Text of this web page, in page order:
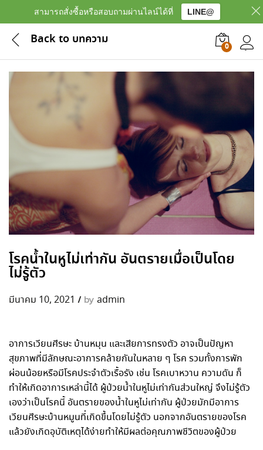
Back to บทความ 0
เข้าสู่
โรคน้ำในหูไม่เท่ากัน อันตรายเมื่อเป็นโดย
ไม่รู้ตัว
มีนาคม 10, 2021 / by admin
อาการเวียนศีรษะ บ้านหมุน และเสียการทรงตัว อาจเป็นปัญหา
สุขภาพที่มีลักษณะอาการคล้ายกันในหลาย ๆ โรค รวมทั้งการพัก
ผ่อนน้อยหรือมีโรคประจำตัวเรื้อรัง เช่น โรคเบาหวาน ความดัน ก็
ทำให้เกิดอาการเหล่านี้ได้ ผู้ป่วยน้ำในหูไม่เท่ากันส่วนใหญ่ จึงไม่รู้ตัว
เองว่าเป็นโรคนี้ อันตรายของน้ำในหูไม่เท่ากัน ผู้ป่วยมักมีอาการ
เวียนศีรษะบ้านหมูนที่เกิดขึ้นโดยไม่รู้ตัว นอกจากอันตรายของโรค
แล้วยังเกิดอุบัติเหตุได้ง่ายทำให้มีผลต่อคุณภาพชีวิตของผู้ป่วย
สามารถสั่งซื้อหรือสอบถามผ่านไลน์ได้ที่ LINE@